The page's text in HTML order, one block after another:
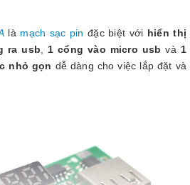
là mạch sạc pin đặc biệt với hiển thị
ra usb,1 cổng vào micro usb và 1
nhỏ gọn dễ dàng cho việc lắp đặt và